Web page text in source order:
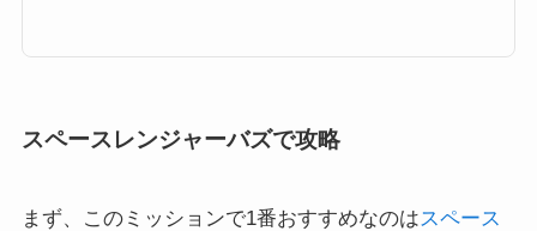
スペースレンジャーバズで攻略
まず、このミッションで1番おすすめなのはスペース